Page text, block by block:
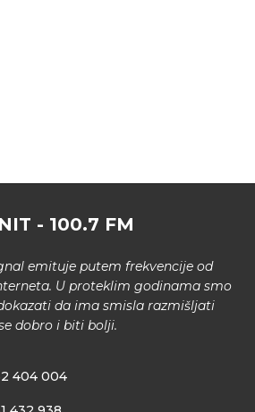
- 100.7 FM
emituje putem frekvencije od
U proteklim godinama smo
da ima smisla razmišljati
dobro i biti bolji.
404 004